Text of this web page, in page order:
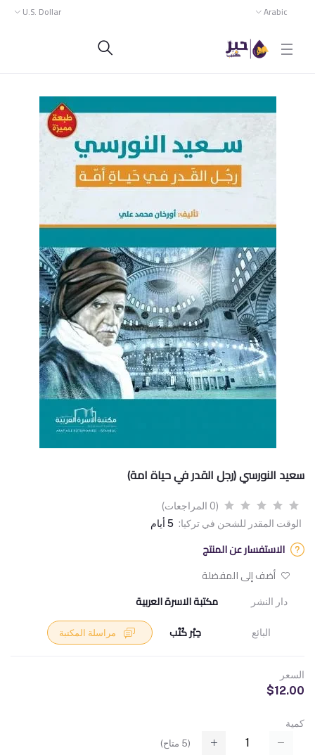
Arabic
U.S. Dollar
سعيد النورسي (رجل القدر في حياة امة)
(0 المراجعات)
الوقت المقدر للشحن في تركيا: 5 أيام
الاستفسار عن المنتج
أضف إلى المفضلة
دار النشر مكتبة الاسرة العربية
البائع حِبْر كُتُب
السعر
$12.00
كمية
(
5 متاح)